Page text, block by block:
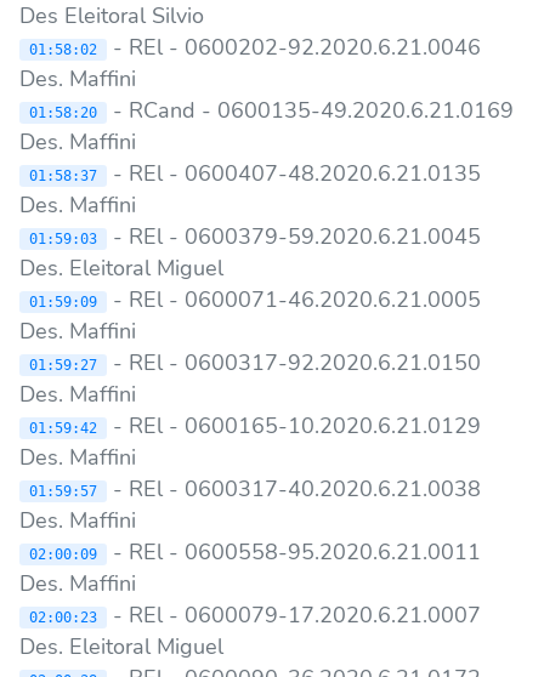
Des Eleitoral Silvio
01:58:02
- REl - 0600202-92.2020.6.21.0046
Des. Maffini
01:58:20
- RCand - 0600135-49.2020.6.21.0169
Des. Maffini
01:58:37
- REl - 0600407-48.2020.6.21.0135
Des. Maffini
01:59:03
- REl - 0600379-59.2020.6.21.0045
Des. Eleitoral Miguel
01:59:09
- REl - 0600071-46.2020.6.21.0005
Des. Maffini
01:59:27
- REl - 0600317-92.2020.6.21.0150
Des. Maffini
01:59:42
- REl - 0600165-10.2020.6.21.0129
Des. Maffini
01:59:57
- REl - 0600317-40.2020.6.21.0038
Des. Maffini
02:00:09
- REl - 0600558-95.2020.6.21.0011
Des. Maffini
02:00:23
- REl - 0600079-17.2020.6.21.0007
Des. Eleitoral Miguel